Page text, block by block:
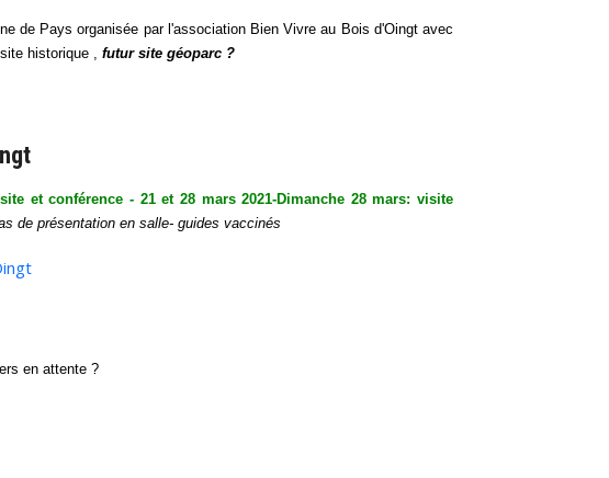
de Pays organisée par l'association Bien Vivre au Bois d'Oingt avec
historique , futur site géoparc ?
et conférence - 21 et 28 mars 2021-Dimanche 28 mars: visite
de présentation en salle- guides vaccinés
en attente ?